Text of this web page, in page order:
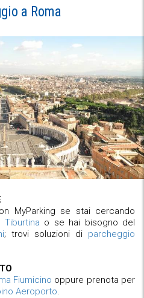
a Roma
MyParking se stai cercando
o se hai bisogno del
; trovi soluzioni di parcheggio
Fiumicino oppure prenota per
Aeroporto.